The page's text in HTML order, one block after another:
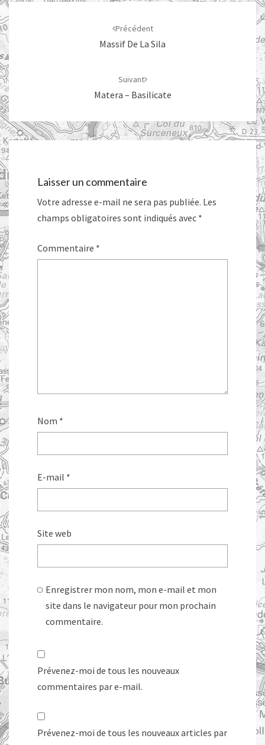
Navigation
d'article
Précédent
Massif De La Sila
Suivant
Matera – Basilicate
Laisser un commentaire
Votre adresse e-mail ne sera pas publiée. Les
champs obligatoires sont indiqués avec *
Commentaire *
Nom *
E-mail *
Site web
Enregistrer mon nom, mon e-mail et mon
site dans le navigateur pour mon prochain
commentaire.
Prévenez-moi de tous les nouveaux
commentaires par e-mail.
Prévenez-moi de tous les nouveaux articles par